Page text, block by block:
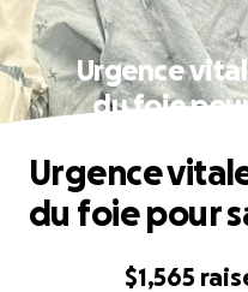
Urgence
du foie
$1,565
Urgence
du foie pour